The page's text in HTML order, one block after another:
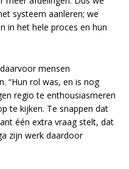
systeem aanleren; we
in het hele proces en hun
mensen
“Hun rol was, en is nog
regio te enthousiasmeren
te kijken. Te snappen dat
één extra vraag stelt, dat
zijn werk daardoor